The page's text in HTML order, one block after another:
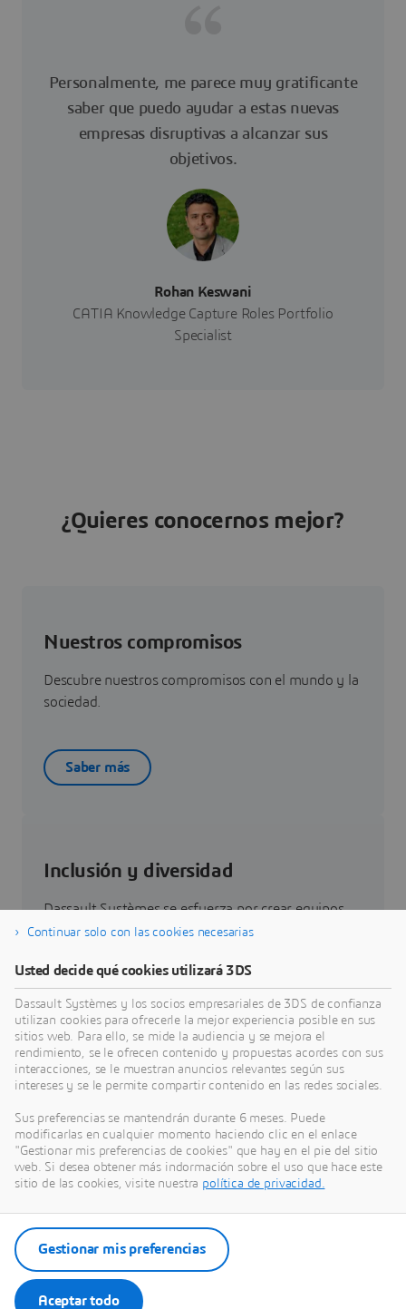
Personalmente, me parece muy gratificante
saber que puedo ayudar a estas nuevas
empresas disruptivas a alcanzar sus
objetivos.
Rohan Keswani
CATIA Knowledge Capture Roles Portfolio
Specialist
¿Quieres conocernos mejor?
Nuestros compromisos
Descubre nuestros compromisos con el mundo y la
sociedad.
Saber más
Inclusión y diversidad
Dassault Systèmes se esfuerza por crear equipos
más inclusivos y diversos en todo el mundo.
Saber más
Sigue leyendo para descubrir qué hacemos para
fomentar un entorno de aprendizaje dinámico y
exhaustivo.
Saber más
Continuar solo con las cookies necesarias
Usted decide qué cookies utilizará 3DS
Dassault Systèmes y los socios empresariales de 3DS de confianza
utilizan cookies para ofrecerle la mejor experiencia posible en sus
sitios web. Para ello, se mide la audiencia y se mejora el
rendimiento, se le ofrecen contenido y propuestas acordes con sus
interacciones, se le muestran anuncios relevantes según sus
intereses y se le permite compartir contenido en las redes sociales.
Sus preferencias se mantendrán durante 6 meses. Puede
modificarlas en cualquier momento haciendo clic en el enlace
"Gestionar mis preferencias de cookies" que hay en el pie del sitio
web. Si desea obtener más indormación sobre el uso que hace este
sitio de las cookies, visite nuestra política de privacidad.
Aceptar todo
Gestionar mis preferencias